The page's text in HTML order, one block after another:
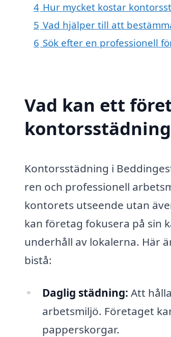
4 Hur mycket kostar
5 Vad hjälper till att
6 Sök efter en professionell
Vad kan ett
Kontorsstädning i
ren och professionell
kontorets utseende utan
kan företag fokusera på sin
underhåll av lokalerna. Här
bistå:
Daglig städning: Att
arbetsmiljö. Företaget
papperskorgar.